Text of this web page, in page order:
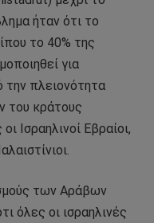
ήταν ότι το
το 40% της
για
την πλειονότητα
του κράτους
Ισραηλινοί Εβραίοι,
των Αράβων
όλες οι ισραηλινές